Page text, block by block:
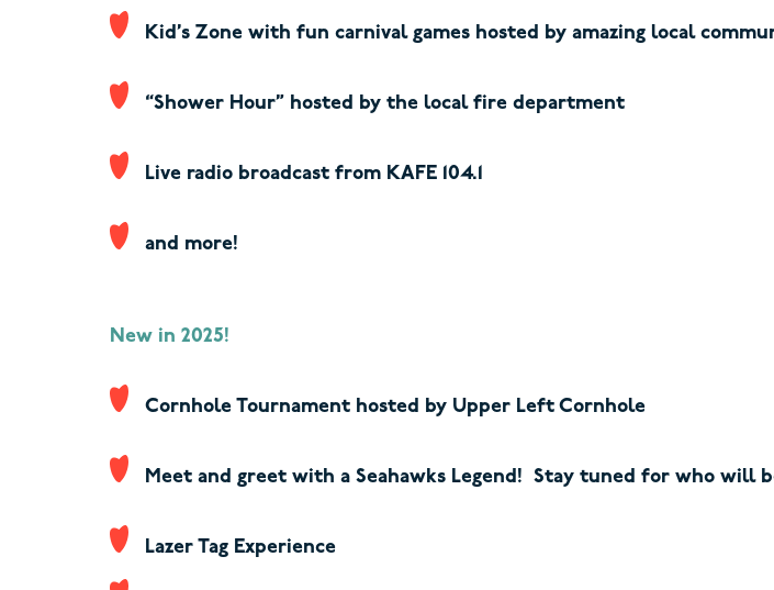
Kid’s Zone with fun carnival games hosted by amazing local
“Shower Hour” hosted by the local fire department
Live radio broadcast from KAFE 104.1
and more!
New in 2025!
Cornhole Tournament hosted by Upper Left Cornhole
Meet and greet with a Seahawks Legend! Stay tuned for who will
Lazer Tag Experience